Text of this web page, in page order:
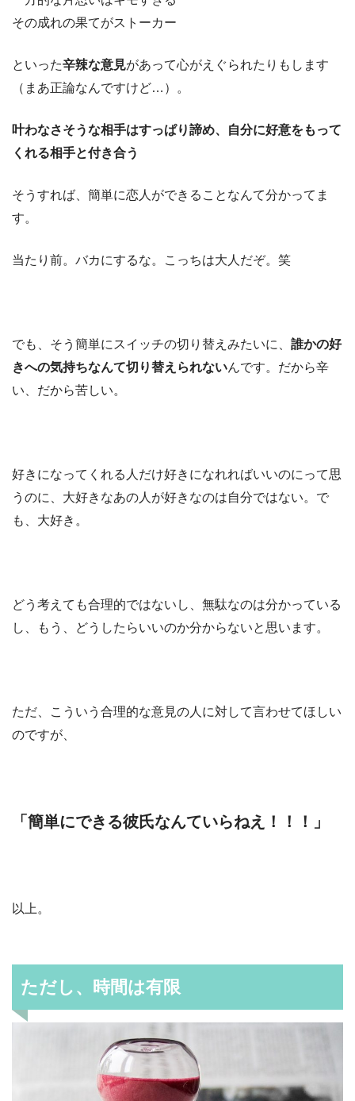
その成れの果てがストーカー
といった辛辣な意見があって心がえぐられたりもします
（まあ正論なんですけど…）。
叶わなさそうな相手はすっぱり諦め、自分に好意をもって
くれる相手と付き合う
そうすれば、簡単に恋人ができることなんて分かってま
す。
当たり前。バカにするな。こっちは大人だぞ。笑
でも、そう簡単にスイッチの切り替えみたいに、 誰かの好
きへの気持ちなんて切り替えられないんです。だから辛
い、だから苦しい。
好きになってくれる人だけ好きになれればいいのにって思
うのに、大好きなあの人が好きなのは自分ではない。で
も、大好き。
どう考えても合理的ではないし、無駄なのは分かっている
し、もう、どうしたらいいのか分からないと思います。
ただ、こういう合理的な意見の人に対して言わせてほしい
のですが、
「簡単にできる彼氏なんていらねえ！！！」
以上。
ただし、時間は有限